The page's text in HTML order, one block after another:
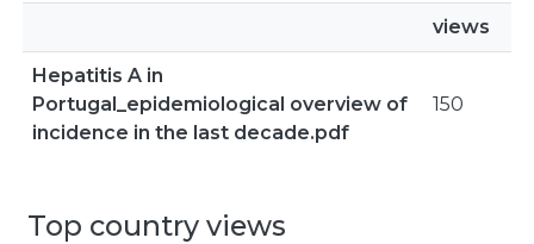
views
Hepatitis A in
Portugal_epidemiological overview of
incidence in the last decade.pdf
150
Top country views